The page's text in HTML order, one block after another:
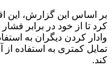
بر اساس این گزارش، این
کرد تا از خود در برابر
وادار کردن دیگران به
تمایل کمتری به استفاده
کند.